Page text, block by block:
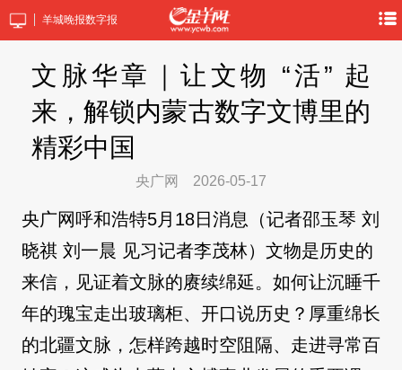
羊城晚报数字报
文脉华章｜让文物 “活” 起
来，解锁内蒙古数字文博里的
精彩中国
央广网 2026-05-17
央广网呼和浩特5月18日消息（记者邵玉琴 刘
晓祺 刘一晨 见习记者李茂林）文物是历史的
来信，见证着文脉的赓续绵延。如何让沉睡千
年的瑰宝走出玻璃柜、开口说历史？厚重绵长
的北疆文脉，怎样跨越时空阻隔、走进寻常百